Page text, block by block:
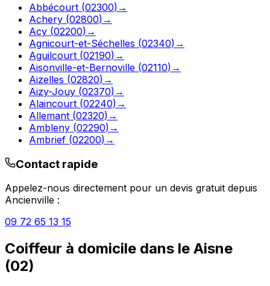
Abbécourt (02300) →
Achery (02800) →
Acy (02200) →
Agnicourt-et-Séchelles (02340) →
Aguilcourt (02190) →
Aisonville-et-Bernoville (02110) →
Aizelles (02820) →
Aizy-Jouy (02370) →
Alaincourt (02240) →
Allemant (02320) →
Ambleny (02290) →
Ambrief (02200) →
Contact rapide
Appelez-nous directement pour un devis gratuit depuis
Ancienville :
09 72 65 13 15
Coiffeur à domicile dans le Aisne
(02)